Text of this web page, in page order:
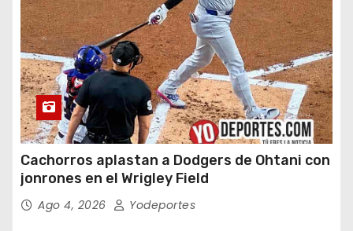
Cachorros aplastan a Dodgers de Ohtani con
jonrones en el Wrigley Field
Ago 4, 2026 Yodeportes